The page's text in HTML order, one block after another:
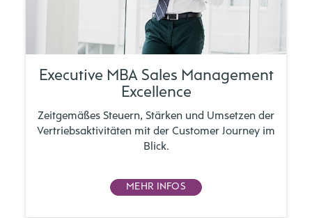
Executive MBA Sales Management
Excellence
Zeitgemäßes Steuern, Stärken und Umsetzen der
Vertriebsaktivitäten mit der Customer Journey im
Blick.
MEHR INFOS